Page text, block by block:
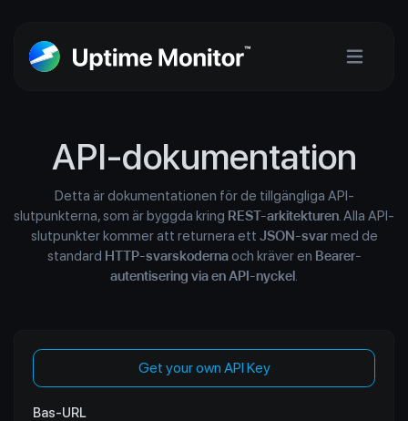
API-dokumentation
Detta är dokumentationen för de tillgängliga API-
slutpunkterna, som är byggda kring REST-arkitekturen. Alla API-
slutpunkter kommer att returnera ett JSON-svarmed de
standard HTTP-svarskodernaoch kräver en Bearer-
autentisering via en API-nyckel.
Get your own API Key
Bas-URL